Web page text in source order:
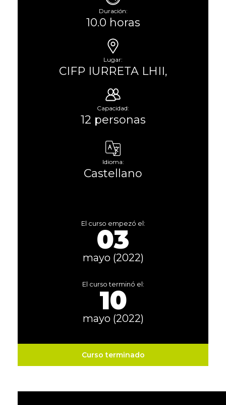
Duración:
10.0 horas
Lugar:
CIFP IURRETA LHII,
Capacidad:
12 personas
Idioma:
Castellano
El curso empezó el:
03
mayo (2022)
El curso terminó el:
10
mayo (2022)
Curso terminado